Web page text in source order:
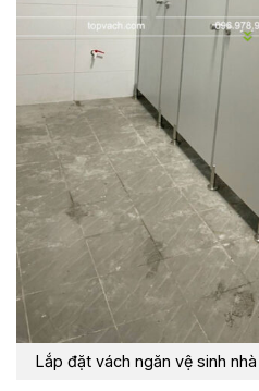
Lắp đặt vách ngăn vệ sinh